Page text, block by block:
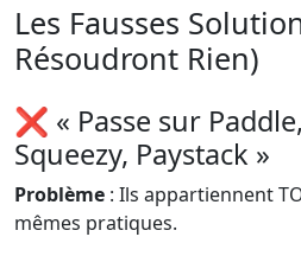
Les Fausses
Résoudront Rien)
❌ « Passe sur
Squeezy, Paystack »
Problème : Ils appartiennent
mêmes pratiques.